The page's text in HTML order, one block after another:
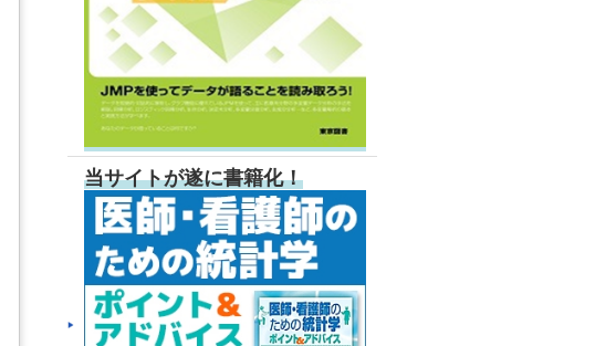
当サイトが遂に書籍化！